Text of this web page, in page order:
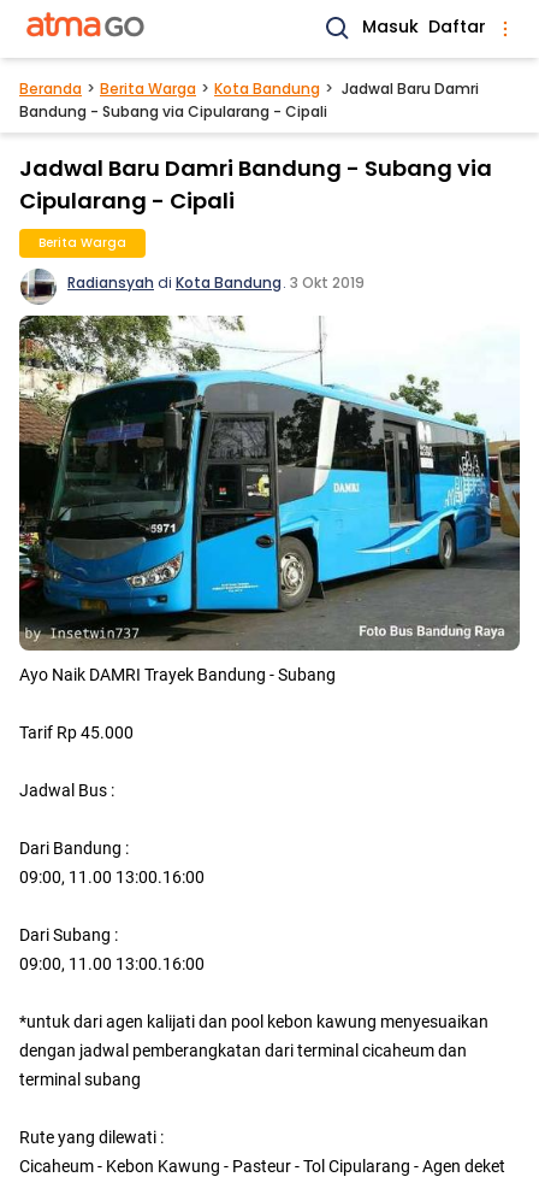
Masuk Daftar
Beranda Berita Warga Kota Bandung
Jadwal Baru Damri
Bandung - Subang via Cipularang - Cipali
Jadwal Baru Damri Bandung - Subang via
Cipularang - Cipali
Berita Warga
Radiansyah di Kota Bandung. 3 Okt 2019
Ayo Naik DAMRI Trayek Bandung - Subang
Tarif Rp 45.000
Jadwal Bus :
Dari Bandung :
09:00, 11.00 13:00.16:00
Dari Subang :
09:00, 11.00 13:00.16:00
*untuk dari agen kalijati dan pool kebon kawung menyesuaikan
dengan jadwal pemberangkatan dari terminal cicaheum dan
terminal subang
Rute yang dilewati :
Cicaheum - Kebon Kawung - Pasteur - Tol Cipularang - Agen deket